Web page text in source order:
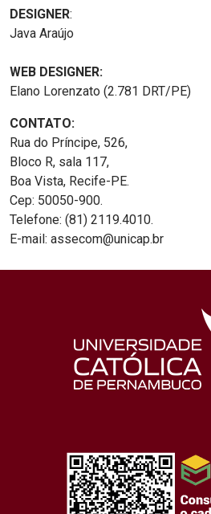
DESIGNER:
Java Araújo
WEB DESIGNER:
Elano Lorenzato (2.781 DRT/PE)
CONTATO:
Rua do Príncipe, 526,
Bloco R, sala 117,
Boa Vista, Recife-PE.
Cep: 50050-900.
Telefone: (81) 2119.4010.
E-mail: assecom@unicap.br